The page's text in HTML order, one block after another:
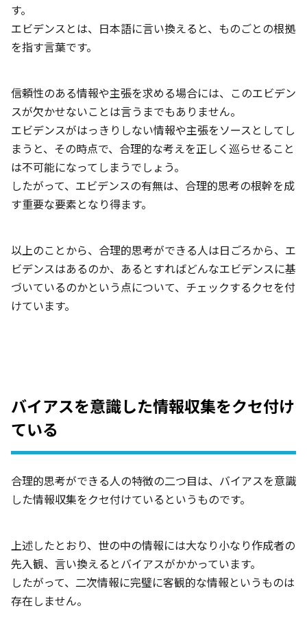
す。
エビデンスとは、日本語に言い換えると、ものごとの根拠
を指す言葉です。
信頼性のある情報や主張を求める場合には、このエビデン
スが欠かせないことは言うまでもありません。
エビデンスがはっきりしない情報や主張をソースとしてし
まうと、その時点で、合理的な考えを正しく巡らせること
は不可能になってしまうでしょう。
したがって、エビデンスの有無は、合理的思考の根幹を成
す重要な要素となり得ます。
以上のことから、合理的思考ができる人は日ごろから、エ
ビデンスはあるのか、あるとすればどんなエビデンスに基
づいているのかという点について、チェックするクセを付
けています。
バイアスを意識した情報収集をクセ付け
ている
合理的思考ができる人の特徴の二つ目は、バイアスを意識
した情報収集をクセ付けているというものです。
上述したとおり、世の中の情報には大なり小なり作成者の
先入観、言い換えるとバイアスがかかっています。
したがって、二次情報に完璧に客観的な情報というものは
存在しません。